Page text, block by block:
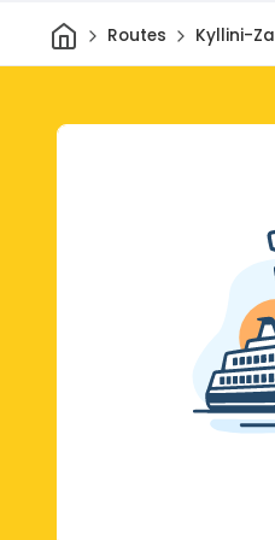
ThuisRoutes Kyllini-